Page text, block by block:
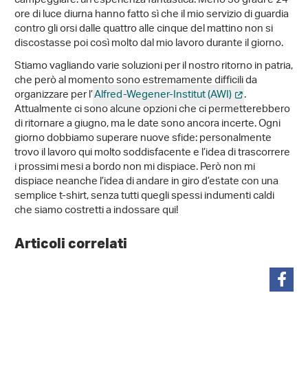
ore di luce diurna hanno fatto sì che il mio servizio di guardia
contro gli orsi dalle quattro alle cinque del mattino non si
discostasse poi così molto dal mio lavoro durante il giorno.
Stiamo vagliando varie soluzioni per il nostro ritorno in patria,
che però al momento sono estremamente difficili da
organizzare per l’Alfred-Wegener-Institut (AWI) .
Attualmente ci sono alcune opzioni che ci permetterebbero
di ritornare a giugno, ma le date sono ancora incerte. Ogni
giorno dobbiamo superare nuove sfide: personalmente
trovo il lavoro qui molto soddisfacente e l’idea di trascorrere
i prossimi mesi a bordo non mi dispiace. Però non mi
dispiace neanche l’idea di andare in giro d’estate con una
semplice t-shirt, senza tutti quegli spessi indumenti caldi
che siamo costretti a indossare qui!
Articoli correlati